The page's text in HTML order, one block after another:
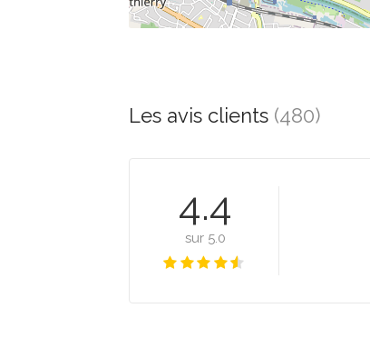
Les avis clients (480)
4.4
sur 5.0